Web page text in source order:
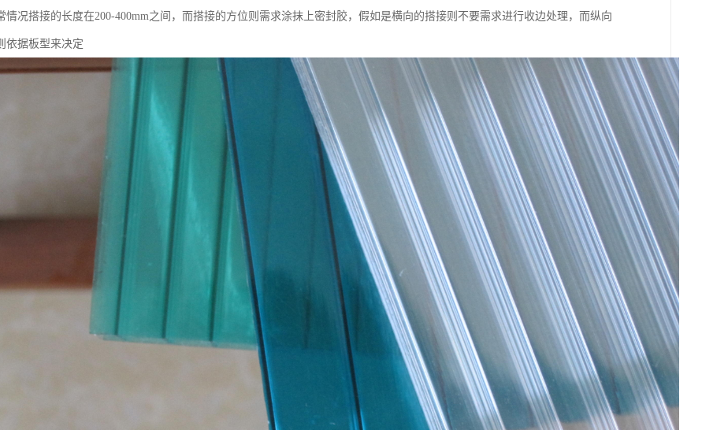
情况搭接的长度在200-400mm之间，而搭接的方位则需求涂抹上密封胶，假如是横向的搭接则不要需求进行收边处理，而纵向
依据板型来决定